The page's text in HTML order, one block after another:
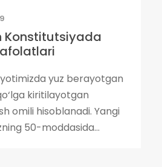
Konstitutsiyada
yuz berayotgan
kiritilayotgan
omili hisoblanadi. Yangi
50-moddasida...